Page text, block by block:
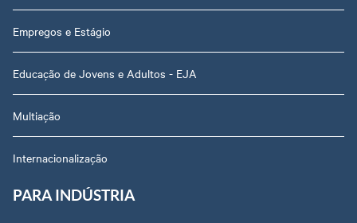
Empregos e Estágio
Educação de Jovens e Adultos - EJA
Multiação
Internacionalização
PARA INDÚSTRIA